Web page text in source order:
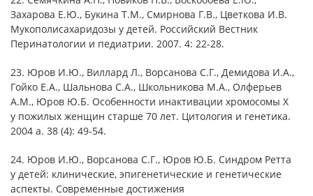
Захарова Е.Ю., Букина Т.М., Смирнова Г.В., Цветкова И.В.
Мукополисахаридозы у детей. Российский Вестник
Перинатологии и педиатрии. 2007. 4: 22-28.
23. Юров И.Ю., Виллард Л., Ворсанова С.Г., Демидова И.А.,
Гойко Е.А., Шальнова С.А., Школьникова М.А., Олферьев
А.М., Юров Ю.Б. Особенности инактивации хромосомы Х
у пожилых женщин старше 70 лет. Цитология и генетика.
2004 а. 38 (4): 49-54.
24. Юров И.Ю., Ворсанова С.Г., Юров Ю.Б. Синдром Ретта
у детей: клинические, эпигенетические и генетические
аспекты. Современные достижения